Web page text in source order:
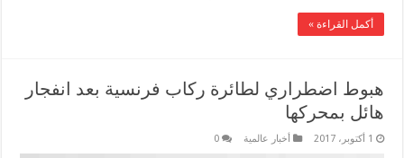
أكمل القراءة »
هبوط اضطراري لطائرة ركاب فرنسية بعد انفجار
هائل بمحركها
1 أكتوبر، 2017 أخبار عالمية 0